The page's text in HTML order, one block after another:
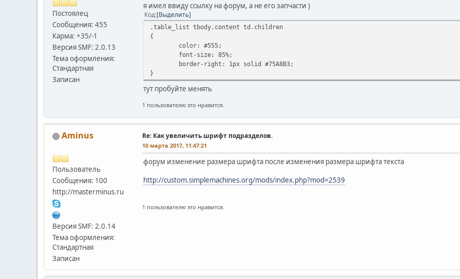
Постоялец
Сообщения: 455
Карма: +35/-1
Версия SMF: 2.0.13
Тема оформления:
Стандартная
Записан
я имел ввиду ссылку на форум, а не его запчасти )
Код Выделить
.table_list tbody.content td.children
{
color: #555;
font-size: 85%;
border-right: 1px solid #75A8B3;
}
тут пробуйте менять
1 пользователю это нравится.
Aminus
Пользователь
Сообщения: 100
http://masterminus.ru
Версия SMF: 2.0.14
Тема оформления:
Стандартная
Записан
Re: Как увеличить шрифт подразделов.
10 марта 2017, 11:47:21
форум изменение размера шрифта после изменения размера шрифта текста
http://custom.simplemachines.org/mods/index.php?mod=2539
1 пользователю это нравится.